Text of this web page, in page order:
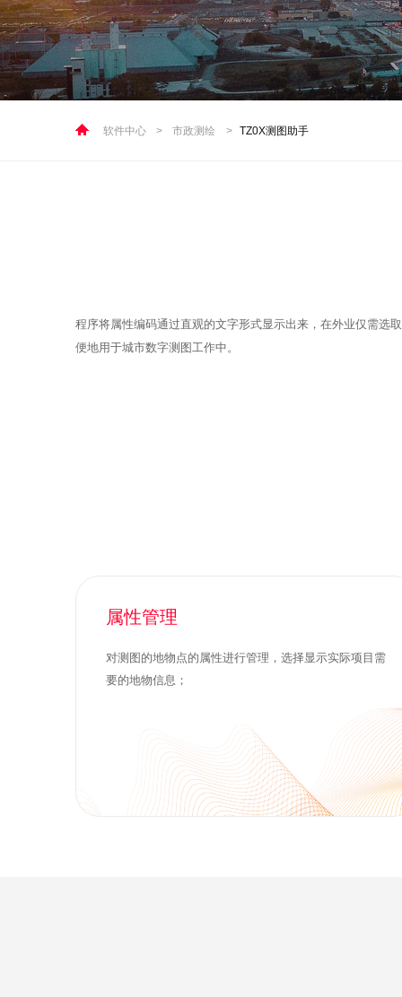
软件中心 > 市政测绘 > TZ0X测图助手
程序将属性编码通过直观的文字形式显示出来，在外业仅需选
便地用于城市数字测图工作中。
属性管理
对测图的地物点的属性进行管理，选择显示实际项目需
要的地物信息；